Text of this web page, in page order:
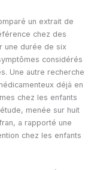
un extrait de
chez des
une durée de six
considérés
Une autre recherche
déjà en
chez les enfants
menée sur huit
a rapporté une
chez les enfants